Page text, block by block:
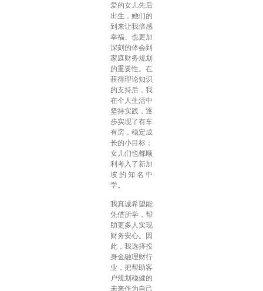
爱的女儿先后
出生，她们的
到来让我倍感
幸福、也更加
深刻的体会到
家庭财务规划
的重要性。在
获得理论知识
的支持后，我
在个人生活中
坚持实践，逐
步实现了有车
有房，稳定成
长的小目标；
女儿们也都顺
利考入了新加
坡的知名中
学。
我真诚希望能
凭借所学，帮
助更多人实现
财务安心。因
此，我选择投
身金融理财行
业，把帮助客
户规划稳健的
未来作为自己